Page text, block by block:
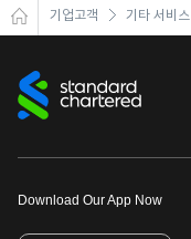
기업고객 기타 서비스
Download Our App Now